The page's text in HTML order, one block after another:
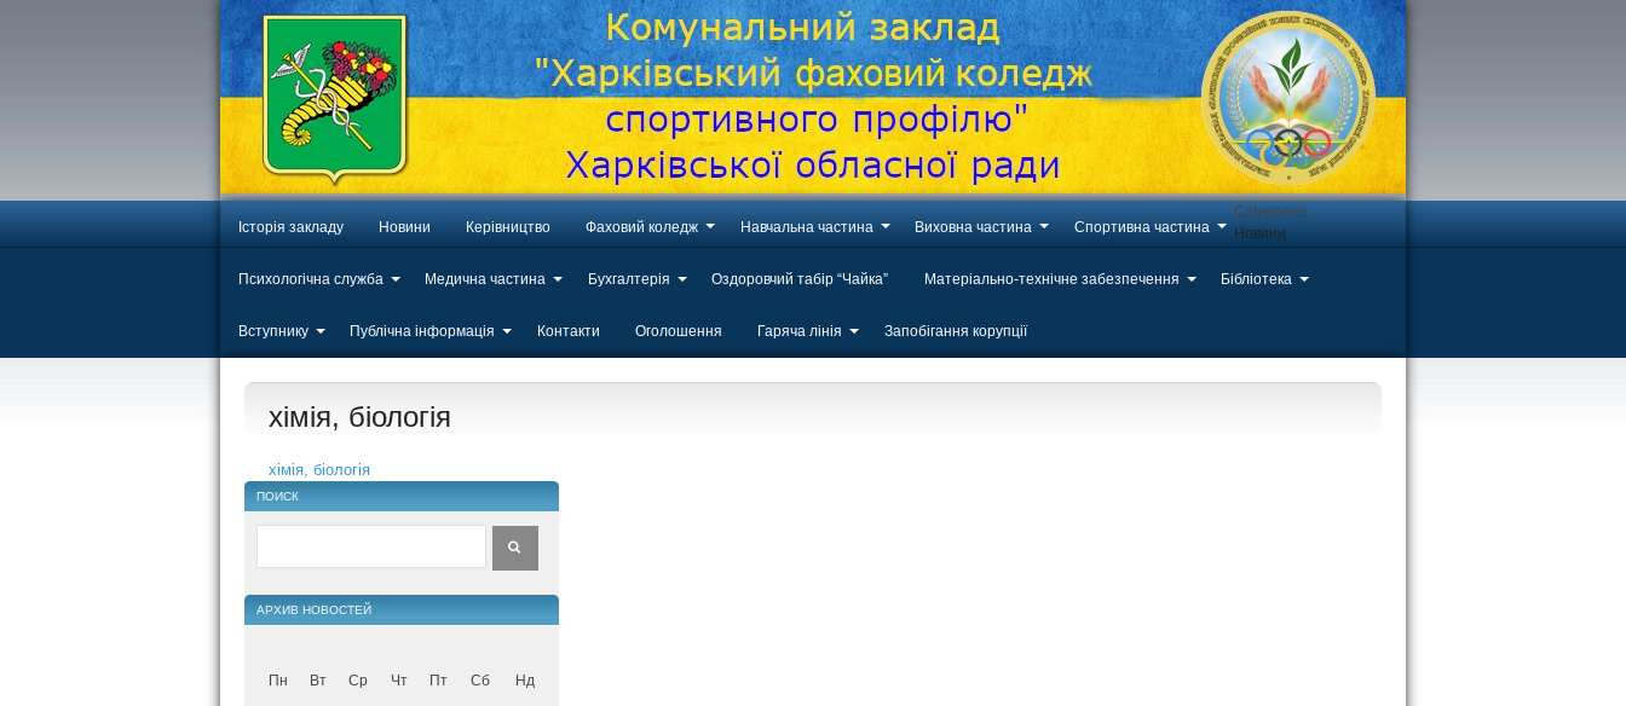
Історія закладу Новини Керівництво Фаховий коледж Навчальна частина Виховна частина Спортивна частина
Психологічна служба Медична частина Бухгалтерія Оздоровчий табір “Чайка” Матеріально-технічне забезпечення Бібліотека
Вступнику Публічна інформація Контакти Оголошення Гаряча лінія Запобігання корупції
Categories
Новини
хімія, біологія
хімія, біологія
ПОИСК
АРХИВ НОВОСТЕЙ
Пн Вт Ср Чт Пт Сб Нд